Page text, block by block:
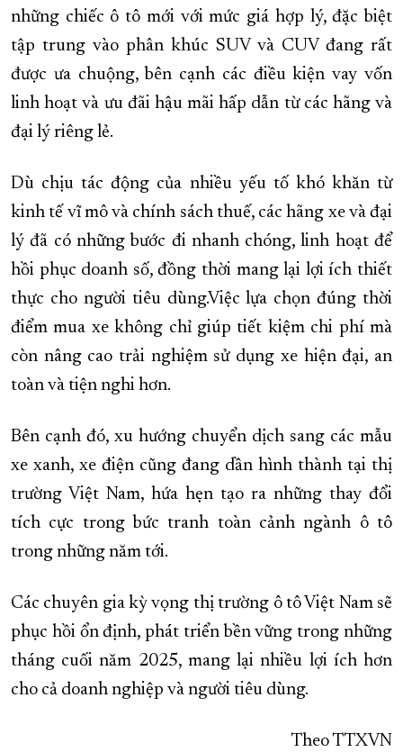
những chiếc ô tô mới với mức giá hợp lý, đặc biệt
tập trung vào phân khúc SUV và CUV đang rất
được ưa chuộng, bên cạnh các điều kiện vay vốn
linh hoạt và ưu đãi hậu mãi hấp dẫn từ các hãng và
đại lý riêng lẻ.
Dù chịu tác động của nhiều yếu tố khó khăn từ
kinh tế vĩ mô và chính sách thuế, các hãng xe và đại
lý đã có những bước đi nhanh chóng, linh hoạt để
hồi phục doanh số, đồng thời mang lại lợi ích thiết
thực cho người tiêu dùng.Việc lựa chọn đúng thời
điểm mua xe không chỉ giúp tiết kiệm chi phí mà
còn nâng cao trải nghiệm sử dụng xe hiện đại, an
toàn và tiện nghi hơn.
Bên cạnh đó, xu hướng chuyển dịch sang các mẫu
xe xanh, xe điện cũng đang dần hình thành tại thị
trường Việt Nam, hứa hẹn tạo ra những thay đổi
tích cực trong bức tranh toàn cảnh ngành ô tô
trong những năm tới.
Các chuyên gia kỳ vọng thị trường ô tô Việt Nam sẽ
phục hồi ổn định, phát triển bền vững trong những
tháng cuối năm 2025, mang lại nhiều lợi ích hơn
cho cả doanh nghiệp và người tiêu dùng.
Theo TTXVN